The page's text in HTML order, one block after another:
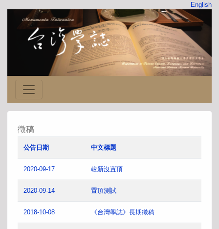
English
徵稿
公告日期 中文標題
2020-09-17 較新沒置頂
2020-09-14 置頂測試
2018-10-08 《台灣學誌》長期徵稿